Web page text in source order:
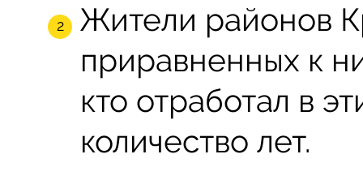
Жители районов
приравненных к
кто отработал в
количество лет.